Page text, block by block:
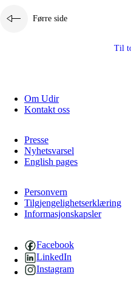
Førre side
Til
Om Udir
Kontakt oss
Presse
Nyhetsvarsel
English pages
Personvern
Tilgjengelighetserklæring
Informasjonskapsler
Facebook
LinkedIn
Instagram